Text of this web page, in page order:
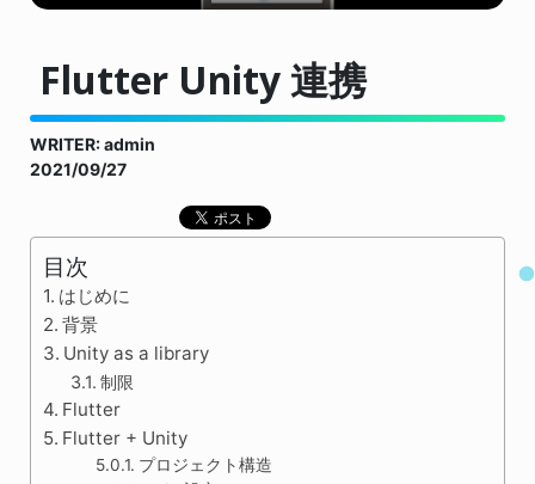
Flutter Unity 連携
WRITER: admin
2021/09/27
目次
はじめに
背景
Unity as a library
制限
Flutter
Flutter + Unity
プロジェクト構造